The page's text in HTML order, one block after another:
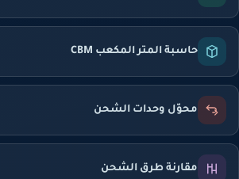
حاسبة المتر المكعب CBM
محوّل وحدات الشحن
مقارنة طرق الشحن